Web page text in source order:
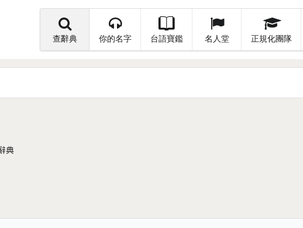
查辭典 你的名字 台語寶鑑 名人堂 正規化團隊
典